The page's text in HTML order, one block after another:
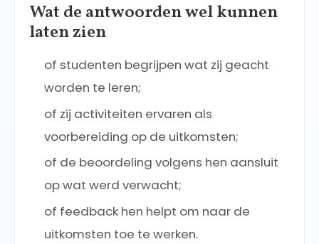
Wat de antwoorden wel kunnen
laten zien
of studenten begrijpen wat zij geacht
worden te leren;
of zij activiteiten ervaren als
voorbereiding op de uitkomsten;
of de beoordeling volgens hen aansluit
op wat werd verwacht;
of feedback hen helpt om naar de
uitkomsten toe te werken.